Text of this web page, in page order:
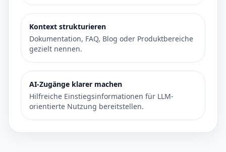
Kontext strukturieren
Dokumentation, FAQ, Blog oder Produktbereiche
gezielt nennen.
AI-Zugänge klarer machen
Hilfreiche Einstiegsinformationen für LLM-
orientierte Nutzung bereitstellen.